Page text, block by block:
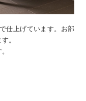
仕上げています。お部
。